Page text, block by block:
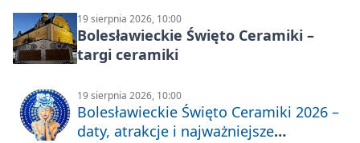
19 sierpnia 2026, 10:00
Bolesławieckie Święto Ceramiki –
targi ceramiki
19 sierpnia 2026, 10:00
Bolesławieckie Święto Ceramiki 2026 –
daty, atrakcje i najważniejsze